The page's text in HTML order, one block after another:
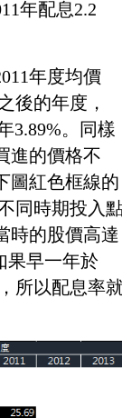
年配息2.2
年度均價
後的年度，
3.89%。同樣
進的價格不
圖紅色框線的
同時期投入
時的股價高達
果早一年於
所以配息率